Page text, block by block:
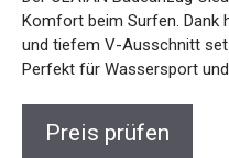
und tiefem V-Ausschnitt
Szene. Perfekt für